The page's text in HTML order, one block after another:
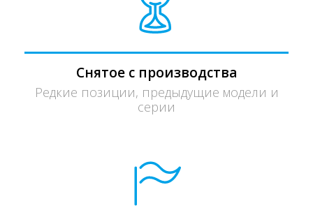
Снятое с производства
Редкие позиции, предыдущие модели и
серии